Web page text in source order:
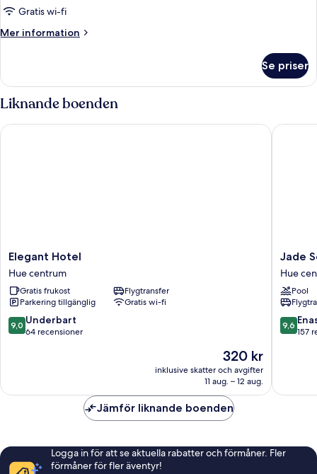
tvåbäddsrum
Gratis wi-fi
Mer information
Mer
dubbelrum
eller
tvåbäddsrum
Se priser
Liknande boenden
Elegant
Hotel
Hue
centrum
Elegant Hotel
Hue centrum
Gratis frukost
Flygtransfer
Parkering tillgänglig
Gratis wi-fi
9.0
av
9,0 Underbart
64 recensioner
Priset
är
320 kr
320 kr
inklusive skatter och avgifter
11 aug. – 12 aug.
Elegant Hotel
Jade
Scene
Hotel
Hue
centrum
Jade
Hue
Pool
9.6
av
9,6
157
Jade
Jämför liknande boenden
Logga in för att se aktuella rabatter och förmåner. Fler
förmåner för fler äventyr!